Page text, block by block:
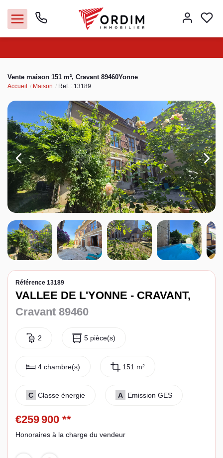
Acheter
Louer
Vendre
Immobilier pro
Faire gérer
Syndic
Espace client
Vente maison 151 m², Cravant 89460Yonne
Accueil Maison Ref. : 13189
Référence 13189
VALLEE DE L'YONNE - CRAVANT,
Cravant 89460
2 5 pièce(s)
4 chambre(s) 151 m²
C Classe énergie A Emission GES
€259 900 **
Honoraires à la charge du vendeur